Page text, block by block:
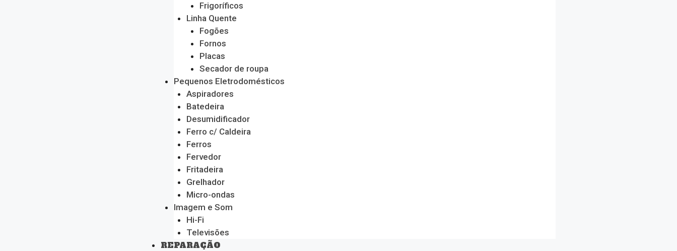
Frigoríficos
Linha Quente
Fogões
Fornos
Placas
Secador de roupa
Pequenos Eletrodomésticos
Aspiradores
Batedeira
Desumidificador
Ferro c/ Caldeira
Ferros
Fervedor
Fritadeira
Grelhador
Micro-ondas
Imagem e Som
Hi-Fi
Televisões
REPARAÇÃO